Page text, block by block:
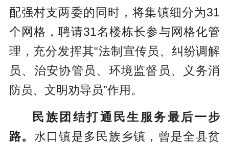
配强村支两委的同时，将集镇细分为31
个网格，聘请31名楼栋长参与网格化管
理，充分发挥其“法制宣传员、纠纷调解
员、治安协管员、环境监督员、义务消
防员、文明劝导员”作用。
民族团结打通民生服务最后一步
路。 水口镇是多民族乡镇，曾是全县贫